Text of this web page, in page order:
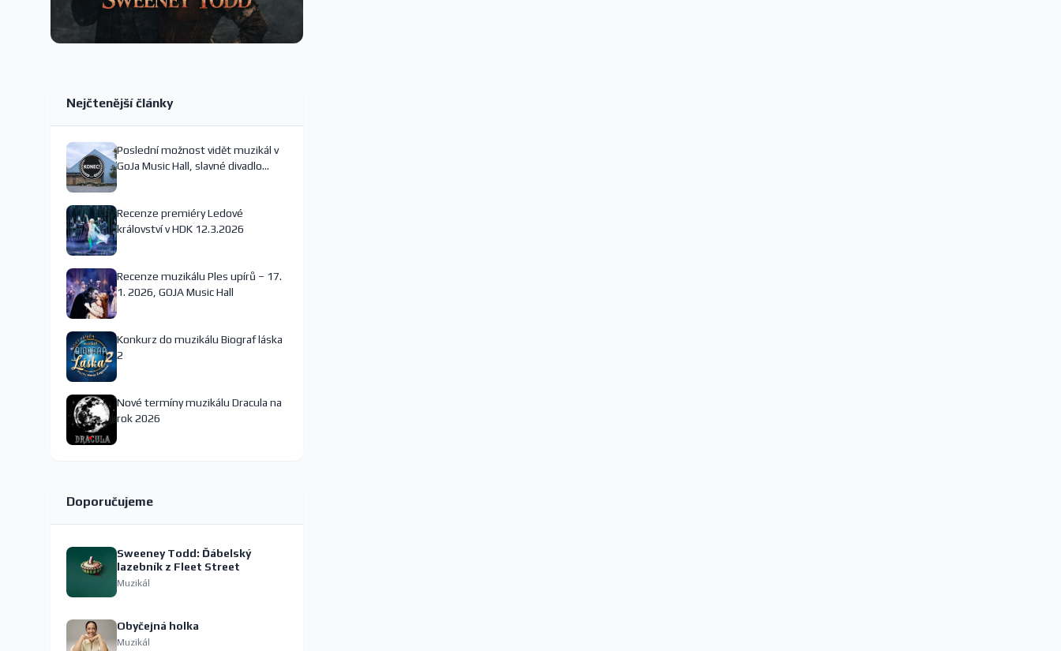
Nejčtenější články
Poslední možnost vidět muzikál v
GoJa Music Hall, slavné divadlo
Recenze premiéry Ledové
království v HDK 12.3.2026
Recenze muzikálu Ples upírů – 17.
1. 2026, GOJA Music Hall
Konkurz do muzikálu Biograf láska
2
Nové termíny muzikálu Dracula na
rok 2026
Doporučujeme
Sweeney Todd: Ďábelský
lazebník z Fleet Street
Muzikál
Obyčejná holka
Muzikál